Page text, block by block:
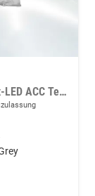
Comfort Plus 1.6 T-GDI 4WD 7DCT / Matrix-LED ACC Teilleder Shz vo+hi + Lenkradheizung Elek. Heck Alu 18"